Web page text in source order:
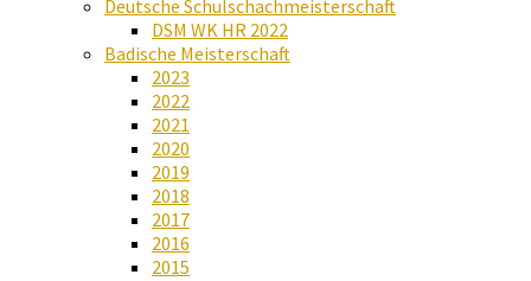
Deutsche Schulschachmeisterschaft
DSM WK HR 2022
Badische Meisterschaft
2023
2022
2021
2020
2019
2018
2017
2016
2015